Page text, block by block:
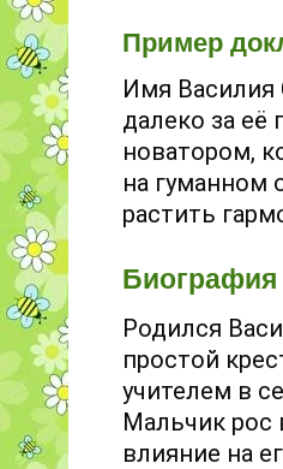
Пример
Имя Василия
далеко за
новатором,
на гуманном
растить
Биография
Родился
простой
учителем в
Мальчик рос
влияние на